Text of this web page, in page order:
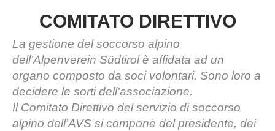
COMITATO DIRETTIVO
La gestione del soccorso alpino
dell’Alpenverein Südtirol è affidata ad un
organo composto da soci volontari. Sono loro a
decidere le sorti dell’associazione.
Il Comitato Direttivo del servizio di soccorso
alpino dell’AVS si compone del presidente, dei